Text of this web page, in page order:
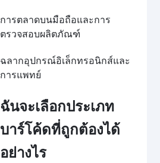
การตลาดบนมือถือและการ
ตรวจสอบผลิตภัณฑ์
ฉลากอุปกรณ์อิเล็กทรอนิกส์และ
การแพทย์
ฉันจะเลือกประเภท
บาร์โค้ดที่ถูกต้องได้
อย่างไร